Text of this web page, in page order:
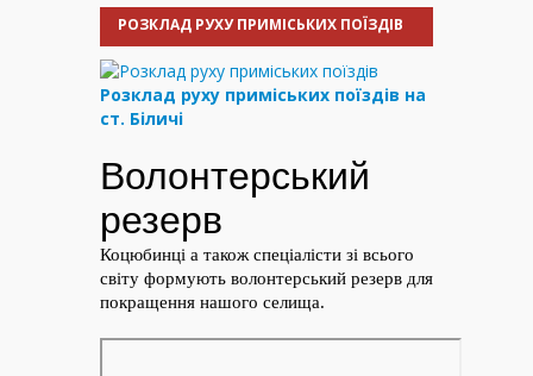
РОЗКЛАД РУХУ ПРИМІСЬКИХ ПОЇЗДІВ
Розклад руху приміських поїздів на
ст. Біличі